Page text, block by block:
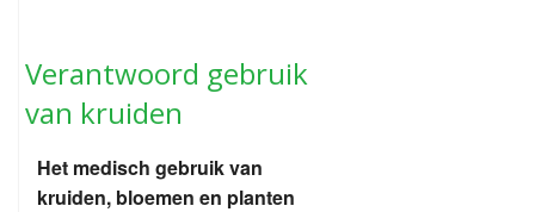
Verantwoord gebruik
van kruiden
Het medisch gebruik van
kruiden, bloemen en planten